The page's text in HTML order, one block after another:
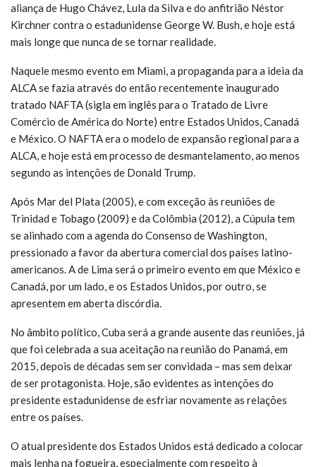
aliança de Hugo Chávez, Lula da Silva e do anfitrião Néstor
Kirchner contra o estadunidense George W. Bush, e hoje está
mais longe que nunca de se tornar realidade.
Naquele mesmo evento em Miami, a propaganda para a ideia da
ALCA se fazia através do então recentemente inaugurado
tratado NAFTA (sigla em inglês para o Tratado de Livre
Comércio de América do Norte) entre Estados Unidos, Canadá
e México. O NAFTA era o modelo de expansão regional para a
ALCA, e hoje está em processo de desmantelamento, ao menos
segundo as intenções de Donald Trump.
Após Mar del Plata (2005), e com exceção às reuniões de
Trinidad e Tobago (2009) e da Colômbia (2012), a Cúpula tem
se alinhado com a agenda do Consenso de Washington,
pressionado a favor da abertura comercial dos países latino-
americanos. A de Lima será o primeiro evento em que México e
Canadá, por um lado, e os Estados Unidos, por outro, se
apresentem em aberta discórdia.
No âmbito político, Cuba será a grande ausente das reuniões, já
que foi celebrada a sua aceitação na reunião do Panamá, em
2015, depois de décadas sem ser convidada – mas sem deixar
de ser protagonista. Hoje, são evidentes as intenções do
presidente estadunidense de esfriar novamente as relações
entre os países.
O atual presidente dos Estados Unidos está dedicado a colocar
mais lenha na fogueira, especialmente com respeito à